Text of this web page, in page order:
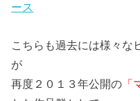
ース
こちらも過去には様々な
が
再度２０１３年公開の